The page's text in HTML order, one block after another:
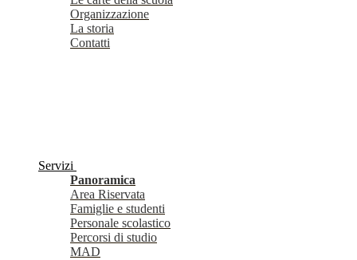
Organizzazione
La storia
Contatti
Servizi
Panoramica
Area Riservata
Famiglie e studenti
Personale scolastico
Percorsi di studio
MAD